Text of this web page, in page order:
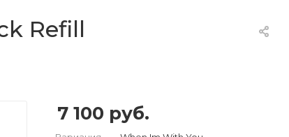
Refill
7 100 руб.